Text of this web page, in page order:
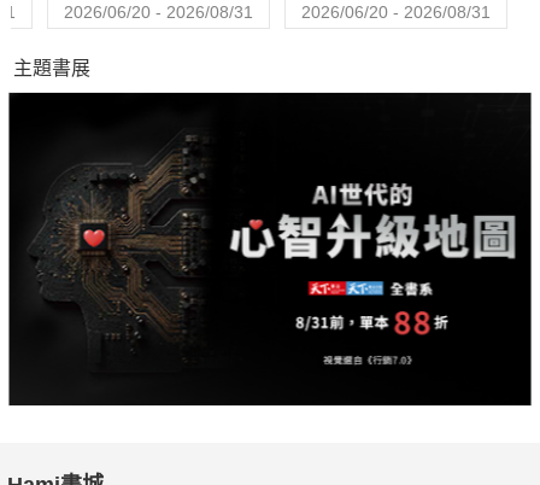
2026/06/20 - 2026/08/31 2026/06/20 - 2026/08/31
主題書展